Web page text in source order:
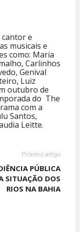
cantor e
musicais e
como: Maria
Carlinhos
Genival
Luiz
outubro de
do The
com a
Santos,
Leitte.
Próximo artigo
PÚBLICA
SITUAÇÃO DOS
RIOS NA BAHIA